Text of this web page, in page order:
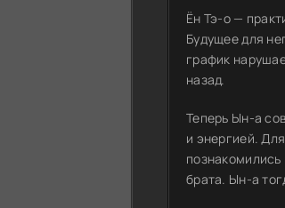
Ён Тэ-о —
Будущее для
график
назад.
Теперь Ын-а
и энергией.
брата. Ын-а